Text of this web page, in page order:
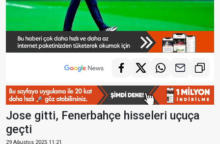
Jose gitti, Fenerbahçe hisseleri uçuça
geçti
29 Ağustos 2025 11:21